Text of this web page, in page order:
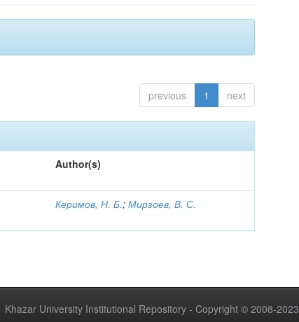
previous 1 next
Author(s)
Керимов, Н. Б.;Мирзоев, В. С.
Khazar University Institutional Repository - Copyright © 2008-2023